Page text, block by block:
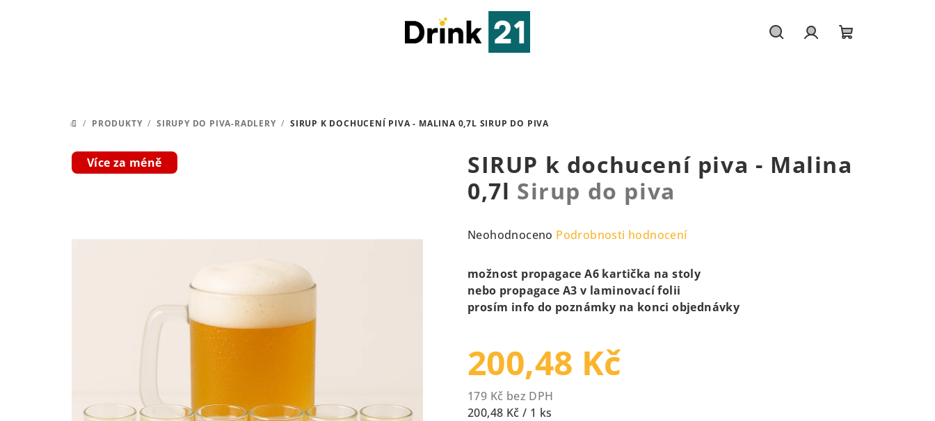
DOMŮ
/ PRODUKTY / SIRUPY DO PIVA-RADLERY / SIRUP K DOCHUCENÍ PIVA - MALINA 0,7L SIRUP DO PIVA
SIRUP k dochucení piva - Malina
0,7l Sirup do piva
Průměrné
produktu
z
hvězdiček.
Neohodnoceno Podrobnosti hodnocení
možnost propagace A6 kartička na stoly
nebo propagace A3 v laminovací folii
prosím info do poznámky na konci objednávky
200,48 Kč
179 Kč bez DPH
Měrná
200,48 Kč / 1 ks
Více za méně